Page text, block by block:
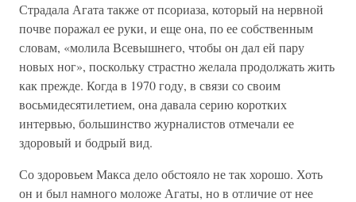
Страдала Агата также от псориаза, который на нервной
почве поражал ее руки, и еще она, по ее собственным
словам, «молила Всевышнего, чтобы он дал ей пару
новых ног», поскольку страстно желала продолжать жить
как прежде. Когда в 1970 году, в связи со своим
восьмидесятилетием, она давала серию коротких
интервью, большинство журналистов отмечали ее
здоровый и бодрый вид.
Со здоровьем Макса дело обстояло не так хорошо. Хоть
он и был намного моложе Агаты, но в отличие от нее